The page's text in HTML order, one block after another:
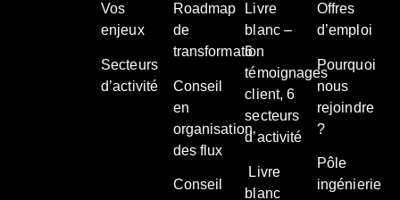
Vos
enjeux
Secteurs
d’activité
Roadmap
de
transformation
Conseil
en
organisation
des flux
Conseil
Livre
blanc –
6
témoignages
client, 6
secteurs
d’activité
Livre
blanc
Offres
d’emploi
Pourquoi
nous
rejoindre
?
Pôle
ingénierie